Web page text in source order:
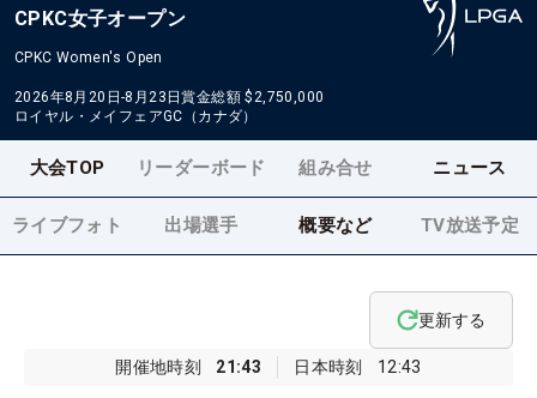
CPKC女子オープン
CPKC Women's Open
2026年8月20日-8月23日賞金総額 $2,750,000
ロイヤル・メイフェアGC（カナダ）
大会TOP リーダーボード 組み合せ ニュース
ライブフォト 出場選手 概要など TV放送予定
開催地時刻 21:43 日本時刻 12:43
更新する